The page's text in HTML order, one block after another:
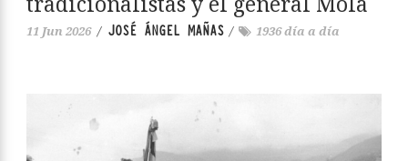
11 Jun 2026 / JOSÉ ÁNGEL MAÑAS / 1936 día a día